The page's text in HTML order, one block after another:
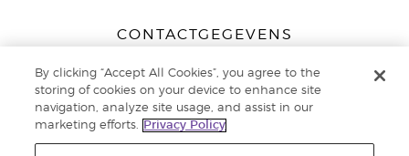
CONTACTGEGEVENS
Peizerweg 97
9727 AJ Groningen
Nederland
Klantenservice:44-0-1480-710032
By clicking “Accept All Cookies”, you agree to the
storing of cookies on your device to enhance site
navigation, analyze site usage, and assist in our
marketing efforts.
Privacy Policy